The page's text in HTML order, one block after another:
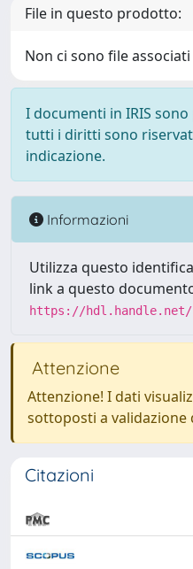
File in questo prodotto:
Non ci sono file
I documenti in IRIS
tutti i diritti sono
indicazione.
Informazioni
Utilizza questo
link a questo
https://hdl.handle.net/
Attenzione
Attenzione! I dati
sottoposti a validazione
Citazioni